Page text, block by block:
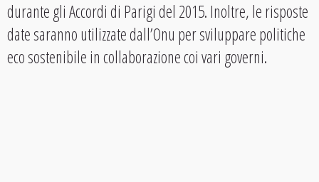
durante gli Accordi di Parigi del 2015. Inoltre, le risposte
date saranno utilizzate dall’Onu per sviluppare politiche
eco sostenibile in collaborazione coi vari governi.